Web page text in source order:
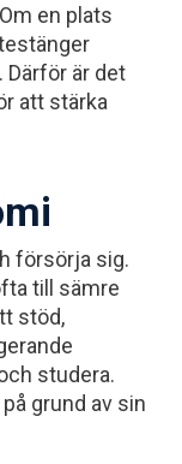
en plats
är det
att stärka
försörja sig.
till sämre
stöd,
studera.
grund av sin